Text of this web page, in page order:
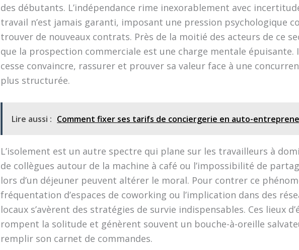
des débutants. L’indépendance rime inexorablement avec
travail n’est jamais garanti, imposant une pression psychologique
trouver de nouveaux contrats. Près de la moitié des acteurs de ce
que la prospection commerciale est une charge mentale épuisante.
cesse convaincre, rassurer et prouver sa valeur face à une
plus structurée.
Lire aussi : Comment fixer ses tarifs de conciergerie en auto-
L’isolement est un autre spectre qui plane sur les travailleurs à
de collègues autour de la machine à café ou l’impossibilité de
lors d’un déjeuner peuvent altérer le moral. Pour contrer ce
fréquentation d’espaces de coworking ou l’implication dans des
locaux s’avèrent des stratégies de survie indispensables. Ces lieux
rompent la solitude et génèrent souvent un bouche-à-oreille
remplir son carnet de commandes.